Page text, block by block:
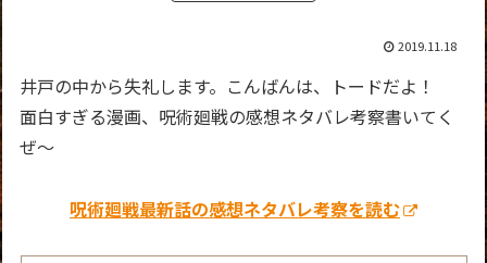
2019.11.18
井戸の中から失礼します。こんばんは、トードだよ！
面白すぎる漫画、呪術廻戦の感想ネタバレ考察書いてく
ぜ～
呪術廻戦最新話の感想ネタバレ考察を読む